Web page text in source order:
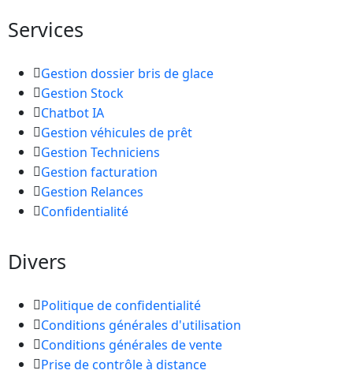
Services
Gestion dossier bris de glace
Gestion Stock
Chatbot IA
Gestion véhicules de prêt
Gestion Techniciens
Gestion facturation
Gestion Relances
Confidentialité
Divers
Politique de confidentialité
Conditions générales d'utilisation
Conditions générales de vente
Prise de contrôle à distance